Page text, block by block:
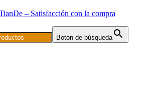
– Satisfacción con la compra
Botón de búsqueda